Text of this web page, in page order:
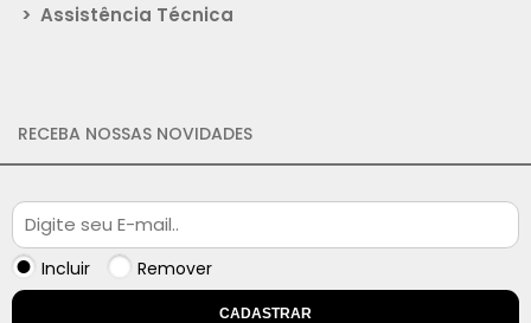
> Assistência Técnica
RECEBA NOSSAS NOVIDADES
Incluir Remover
CADASTRAR